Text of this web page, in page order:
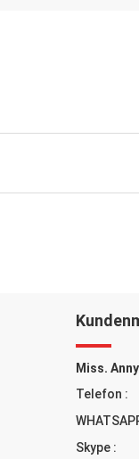
Miss.
Telefon :
Skype :